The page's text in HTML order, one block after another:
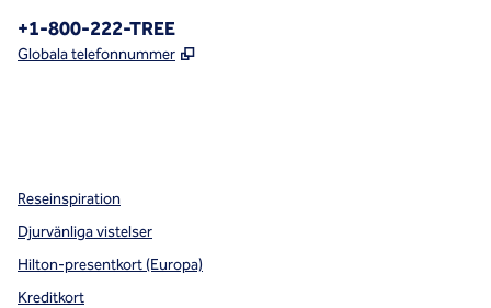
Telefon:
+1-800-222-TREE
Globala telefonnummer ,
Reseinspiration
Djurvänliga vistelser
Hilton-presentkort (Europa)
Kreditkort